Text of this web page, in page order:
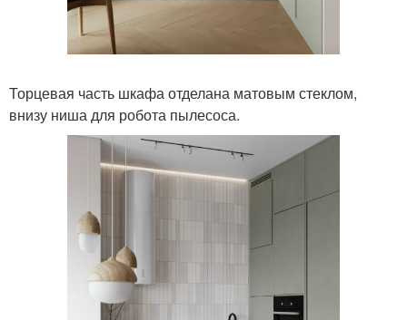
Торцевая часть шкафа отделана матовым стеклом,
внизу ниша для робота пылесоса.